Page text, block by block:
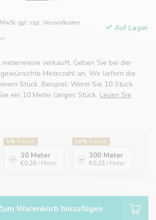
ggf. zzgl. Versandkosten.
Auf Lager
verkauft. Geben Sie bei der
Meterzahl an. Wir liefern die
Stück. Beispiel: Wenn Sie 10 Stück
ein 10 Meter langes Stück. Lesen Sie
5% Rabatt
30 Meter
€0,26/ Meter
16% Rabatt
300 Meter
€0,23 / Meter
Warenkorb hinzufügen